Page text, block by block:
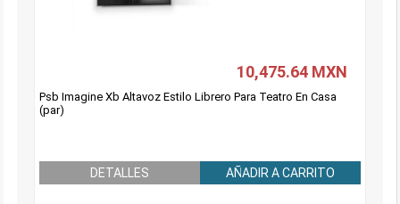
10,475.64 MXN
Psb Imagine Xb Altavoz Estilo Librero Para Teatro En Casa
(par)
DETALLES AÑADIR A CARRITO